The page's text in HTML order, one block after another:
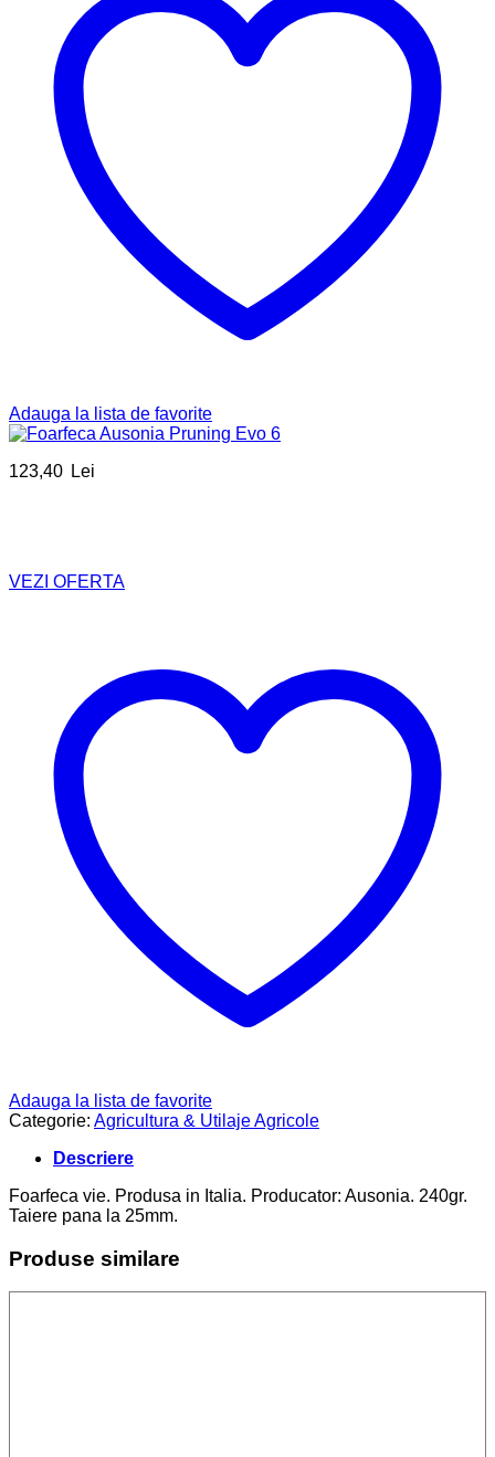
Adauga la lista de favorite
123,40 Lei
VEZI OFERTA
Adauga la lista de favorite
Categorie: Agricultura & Utilaje Agricole
Descriere
Foarfeca vie. Produsa in Italia. Producator: Ausonia. 240gr.
Taiere pana la 25mm.
Produse similare